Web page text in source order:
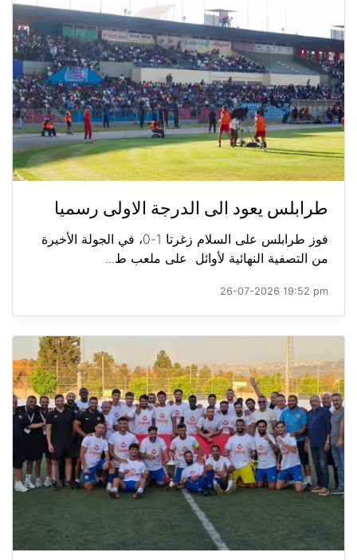
طرابلس يعود الى الدرجة الاولى رسميا
فوز طرابلس على السلام زغرتا 1-0، في الجولة الأخيرة
من التصفية النهائية لأوائل على ملعب ط...
26-07-2026 19:52 pm